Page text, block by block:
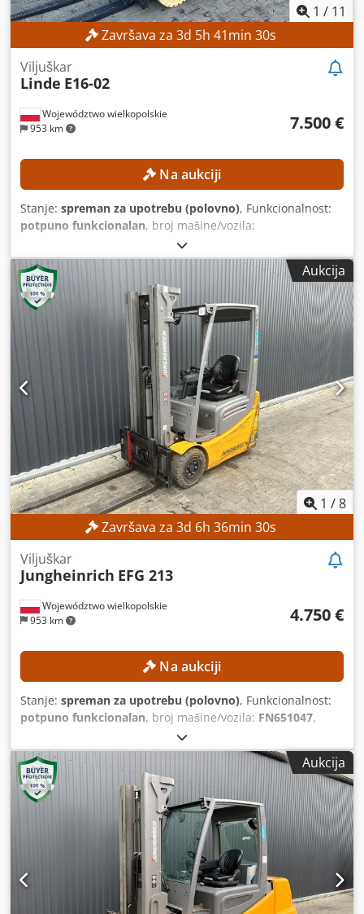
1 / 11
Završava za 3d 5h 41min 28s
Województwo wielkopolskie
953 km
Viljuškar
Linde E16-02
7.500 €
Na aukciji
Stanje: spreman za upotrebu (polovno), Funkcionalnost:
potpuno funkcionalan, broj mašine/vozila:
, Godina proizvodnje:
h, visina dizanja:4.625 mm, slobodno podizanje:1.500
mm, građevinska visina: , Oprema:bočni
pomak
, Bez minimalne cene – garantovana prodaja po
najvišoj ponudi! TEHNIČKE KARAKTERISTIKE Visina
podizanja: 4.625 mm Visina: 2.121 mm Slobodni hod: 1.500
mm PODACI O MAŠINI Tip jarbola: Triplex jarbol sa
slobodnim hodom Napon baterije: 48 V Kapacitet baterije:
585 Ah Gume: nove Radno vreme: 5.612 sati OPREMA
Kabina Baterija Punjač Dodezrlwiepfx Amtokr Bočni
pomerac Eksterna referenca: SL11370SP
Aukcija
1 /8
Završava za 3d 6h 36min 28s
Województwo wielkopolskie
953 km
Viljuškar
Jungheinrich EFG 213
4.750 €
Na aukciji
Stanje: spreman za upotrebu (polovno), Funkcionalnost:
potpuno funkcionalan, broj mašine/vozila: FN651047,
, radni sati:
dizanja:4.700 mm, slobodno podizanje:1.535 mm, tip
jarma:
triplex, građevinska visina: 2.125 mm , Oprema:
bočni pomak
, Nema minimalne cene – garantovana
prodaja po najvišoj ponudi! TEHNIČKE KARAKTERISTIKE
Visina podizanja: 4.700 mm Visina: 2.125 mm Slobodan
hod: 1.535 mm DETALJI O MAŠINI Tip jarbola: Triplex jarbol
sa slobodnim hodom Napon baterije: 48 V Kapacitet
baterije: 500 Ah Radni sati: 17.268 sati Dkedpfozrlv Esx
Amter OPREMA Bočni pomerač Baterija Punjač Eksterna
referenca: SL12191SP
Aukcija